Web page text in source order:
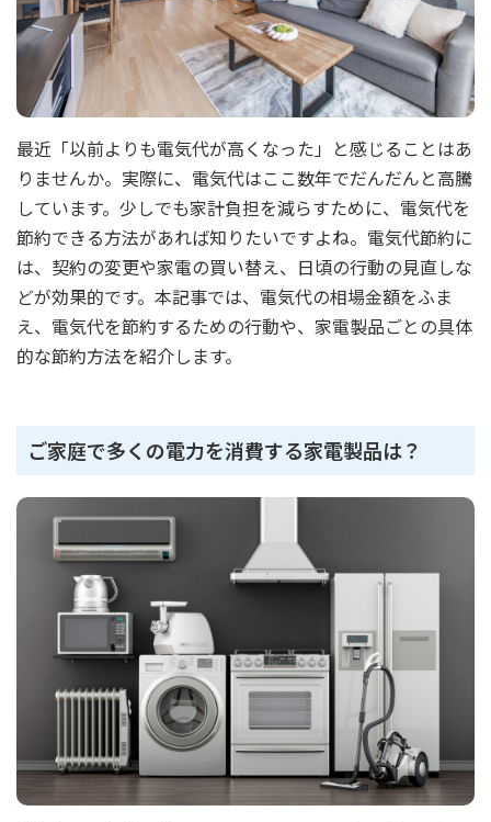
最近「以前よりも電気代が高くなった」と感じることはあ
りませんか。実際に、電気代はここ数年でだんだんと高騰
しています。少しでも家計負担を減らすために、電気代を
節約できる方法があれば知りたいですよね。電気代節約に
は、契約の変更や家電の買い替え、日頃の行動の見直しな
どが効果的です。本記事では、電気代の相場金額をふま
え、電気代を節約するための行動や、家電製品ごとの具体
的な節約方法を紹介します。
ご家庭で多くの電力を消費する家電製品は？